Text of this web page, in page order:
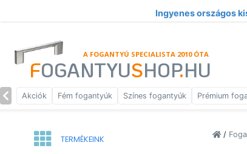
Ingyenes országos
A FOGANTYÚ SPECIALISTA 2010 ÓTA
FOGANTYUSHOP.HU
Akciók Fém fogantyúk Színes fogantyúk Prémium
TERMÉKEINK /